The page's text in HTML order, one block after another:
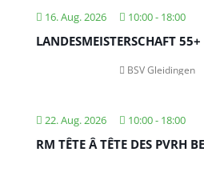
16. Aug. 2026 10:00- 18:00
LANDESMEISTERSCHAFT
BSV Gleidingen
22. Aug. 2026 10:00- 18:00
RM TÊTE Â TÊTE DES PVRH